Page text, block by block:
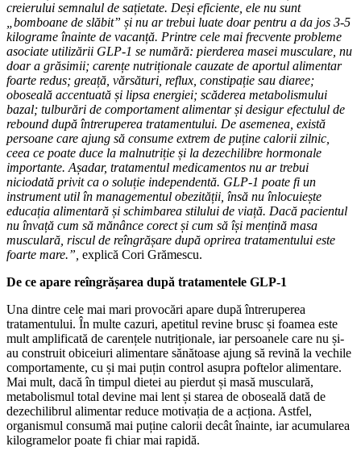
creierului semnalul de sațietate. Deși eficiente, ele nu sunt
„bomboane de slăbit” și nu ar trebui luate doar pentru a da jos 3-5
kilograme înainte de vacanță. Printre cele mai frecvente probleme
asociate utilizării GLP-1 se numără: pierderea masei musculare, nu
doar a grăsimii; carențe nutriționale cauzate de aportul alimentar
foarte redus; greață, vărsături, reflux, constipație sau diaree;
oboseală accentuată și lipsa energiei; scăderea metabolismului
bazal; tulburări de comportament alimentar și desigur efectulul de
rebound după întreruperea tratamentului. De asemenea, există
persoane care ajung să consume extrem de puține calorii zilnic,
ceea ce poate duce la malnutriție și la dezechilibre hormonale
importante. Așadar, tratamentul medicamentos nu ar trebui
niciodată privit ca o soluție independentă. GLP-1 poate fi un
instrument util în managementul obezității, însă nu înlocuiește
educația alimentară și schimbarea stilului de viață. Dacă pacientul
nu învață cum să mănânce corect și cum să își mențină masa
musculară, riscul de reîngrășare după oprirea tratamentului este
foarte mare.”, explică Cori Grămescu.
De ce apare reîngrășarea după tratamentele GLP-1
Una dintre cele mai mari provocări apare după întreruperea
tratamentului. În multe cazuri, apetitul revine brusc și foamea este
mult amplificată de carențele nutriționale, iar persoanele care nu și-
au construit obiceiuri alimentare sănătoase ajung să revină la vechile
comportamente, cu și mai puțin control asupra poftelor alimentare.
Mai mult, dacă în timpul dietei au pierdut și masă musculară,
metabolismul total devine mai lent și starea de oboseală dată de
dezechilibrul alimentar reduce motivația de a acționa. Astfel,
organismul consumă mai puține calorii decât înainte, iar acumularea
kilogramelor poate fi chiar mai rapidă.